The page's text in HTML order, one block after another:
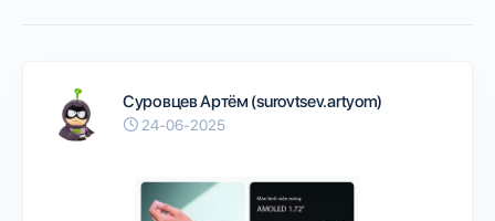
Суровцев Артём (surovtsev.artyom)
24-06-2025